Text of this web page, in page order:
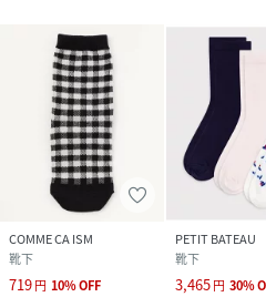
COMME CA ISM
靴下
719円 10%OFF
PETIT BATEAU
靴下
3,465円 30%